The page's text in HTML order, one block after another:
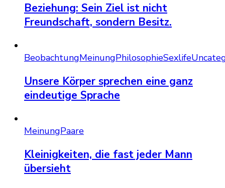
Beziehung: Sein Ziel ist nicht
Freundschaft, sondern Besitz.
BeobachtungMeinungPhilosophieSexlife
Unsere Körper sprechen eine ganz
eindeutige Sprache
MeinungPaare
Kleinigkeiten, die fast jeder Mann
übersieht